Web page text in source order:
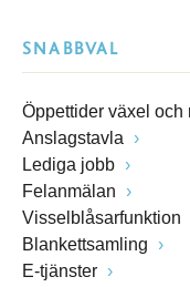
SNABBVAL
Öppettider växel
Anslagstavla
Lediga jobb
Felanmälan
Visselblåsarfunktion
Blankettsamling
E-tjänster